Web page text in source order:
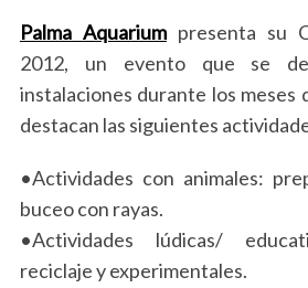
Palma Aquariumpresenta su
2012, un evento que se
instalaciones durante los meses
destacan las siguientes
•Actividades con animales:
buceo con rayas.
•Actividades lúdicas/
reciclaje y experimentales.